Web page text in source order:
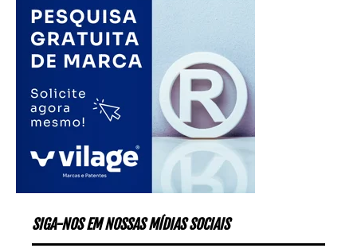
SIGA-NOS EM NOSSAS MÍDIAS SOCIAIS